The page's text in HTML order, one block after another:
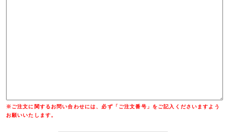
※ご注文に関するお問い合わせには、必ず「ご注文番号」をご記入くださいますよう
お願いいたします。